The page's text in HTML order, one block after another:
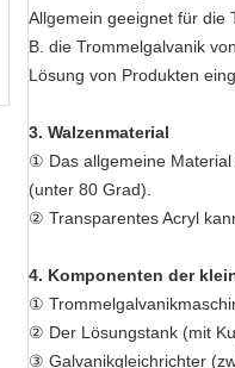
Allgemein geeignet für die
B. die Trommelgalvanik
Lösung von Produkten
3. Walzenmaterial
① Das allgemeine
(unter 80 Grad).
② Transparentes Acryl
4. Komponenten der
①
② Der Lösungstank (mit
③ Galvanikgleichrichter